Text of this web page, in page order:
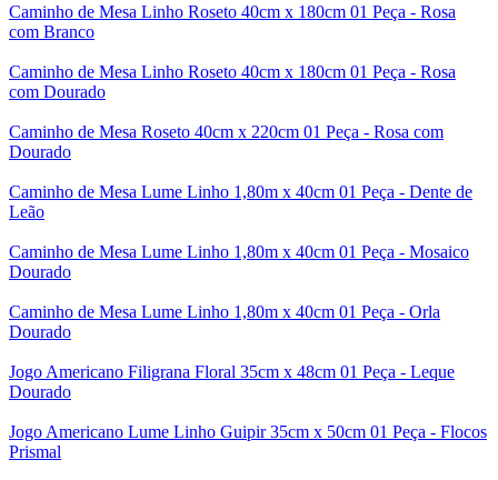
Caminho de Mesa Linho Roseto 40cm x 180cm 01 Peça - Rosa
com Branco
Caminho de Mesa Linho Roseto 40cm x 180cm 01 Peça - Rosa
com Dourado
Caminho de Mesa Roseto 40cm x 220cm 01 Peça - Rosa com
Dourado
Caminho de Mesa Lume Linho 1,80m x 40cm 01 Peça - Dente de
Leão
Caminho de Mesa Lume Linho 1,80m x 40cm 01 Peça - Mosaico
Dourado
Caminho de Mesa Lume Linho 1,80m x 40cm 01 Peça - Orla
Dourado
Jogo Americano Filigrana Floral 35cm x 48cm 01 Peça - Leque
Dourado
Jogo Americano Lume Linho Guipir 35cm x 50cm 01 Peça - Flocos
Prismal